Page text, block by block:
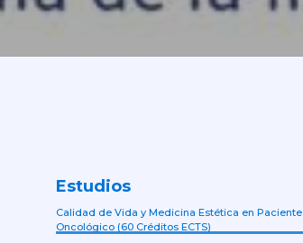
Estudios
Calidad de Vida y Medicina Estética en Paciente
Oncológico (60 Créditos ECTS)